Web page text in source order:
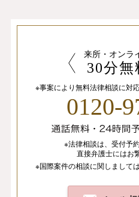
最高裁判所。
相手方に代理人弁護士
その他、法律事務に関
法律事務に関連して、その
する必要が生じた場合は、
求めます。
個人情報の取扱いの委託
当法人が定める水準を満た
取扱いを委託することがあ
よう、委託先に対する必要
来所・オンラ
30分無
※事案により無料法律相談に対
0120-
※法律相談は、 受付予
直接弁護士にはお
※国際案件の相談に関しましては